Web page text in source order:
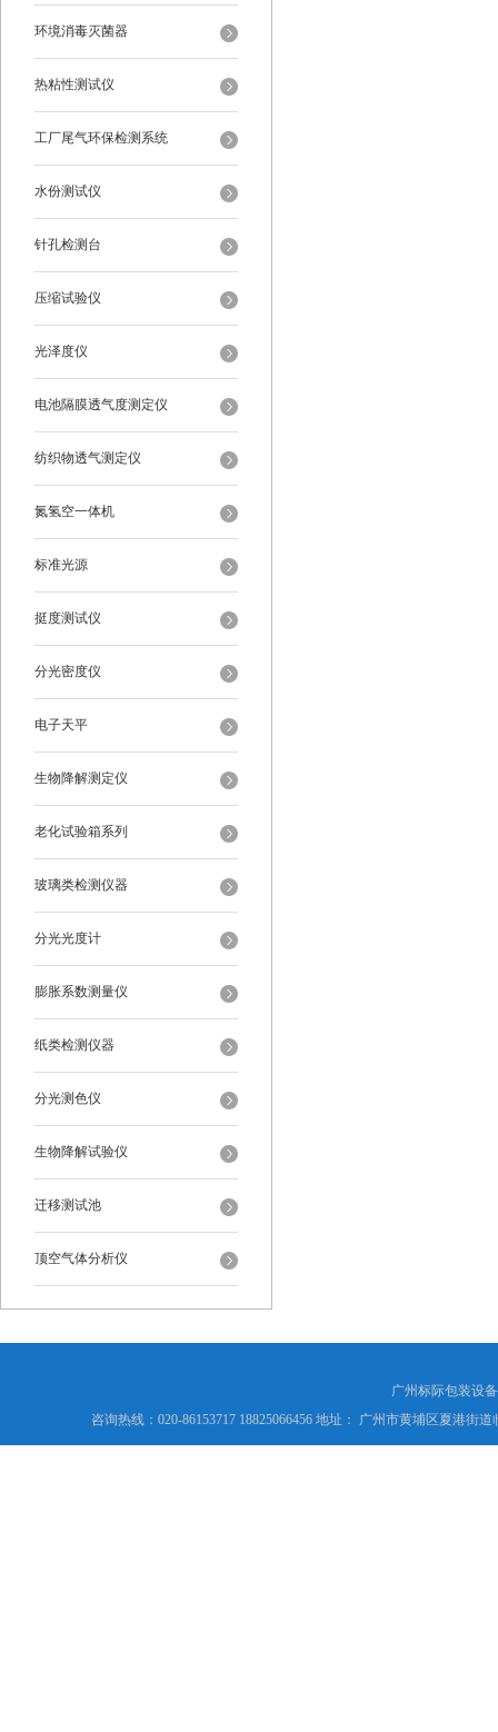
环境消毒灭菌器
热粘性测试仪
工厂尾气环保检测系统
水份测试仪
针孔检测台
压缩试验仪
光泽度仪
电池隔膜透气度测定仪
纺织物透气测定仪
氮氢空一体机
标准光源
挺度测试仪
分光密度仪
电子天平
生物降解测定仪
老化试验箱系列
玻璃类检测仪器
分光光度计
膨胀系数测量仪
纸类检测仪器
分光测色仪
生物降解试验仪
迁移测试池
顶空气体分析仪
广州标际包装设
咨询热线：020-86153717 18825066456 地址： 广州市黄埔区夏港街